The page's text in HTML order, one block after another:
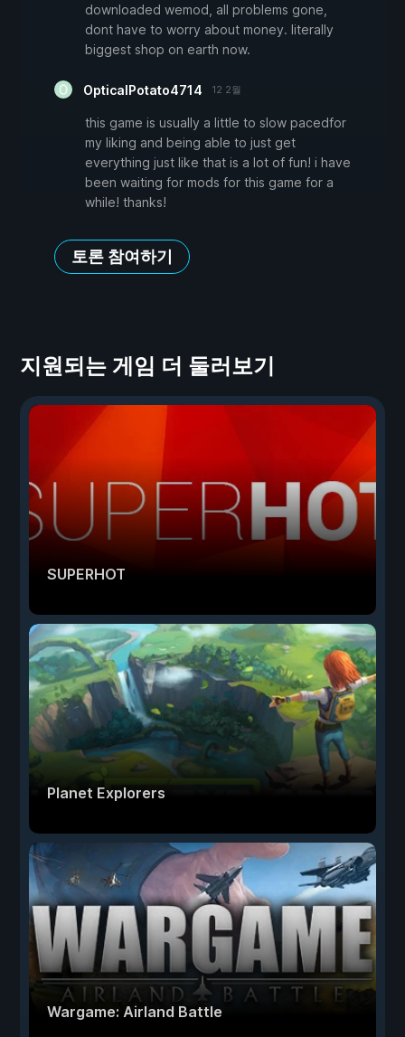
downloaded wemod, all problems gone,
dont have to worry about money. literally
biggest shop on earth now.
OpticalPotato4714 12 2월
this game is usually a little to slow pacedfor
my liking and being able to just get
everything just like that is a lot of fun! i have
been waiting for mods for this game for a
while! thanks!
토론 참여하기
지원되는 게임 더 둘러보기
SUPERHOT
Planet Explorers
Wargame: Airland Battle